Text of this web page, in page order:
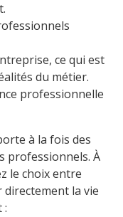
ce qui est
du métier.
professionnelle
à la fois des
professionnels. À
le choix entre
la vie
: